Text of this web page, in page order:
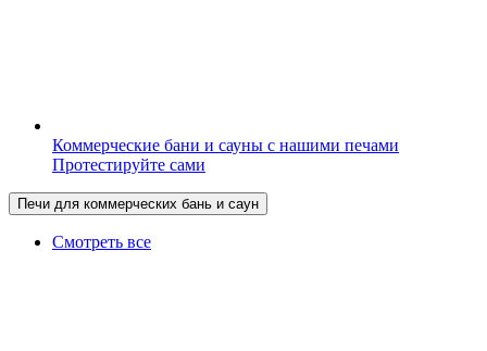
Коммерческие бани и сауны с нашими печами
Протестируйте сами
Печи для коммерческих бань и саун
Смотреть все